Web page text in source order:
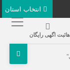
ثبت اگهی رایگان